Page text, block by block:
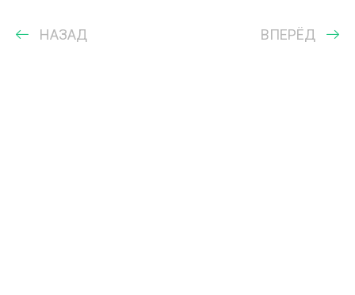
НАЗАД ВПЕРЁД